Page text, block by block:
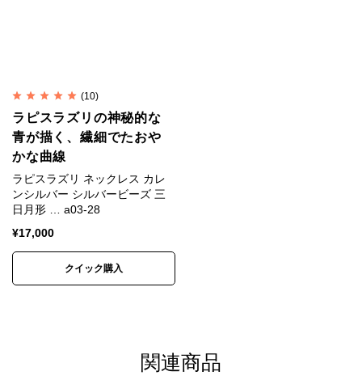
SV925は昔ながらの手仕事には固すぎるためです。
フェルメールを虜にした神秘的
な青
ラピスラズリは12月の誕生石です。
深みのあるラピスラズリの濃淡は美しく印象的です。
紺碧の海の色のようであり、宇宙の深淵の色のようで
ラピスラズリを砕いて抽出する青の顔料ウルトラマリ
(10)
ラピスラズリの神秘的な
青が描く、繊細でたおや
かな曲線
ラピスラズリ ネックレス カレ
ンシルバー シルバービーズ 三
日月形 … a03-28
¥17,000
クイック購入
関連商品